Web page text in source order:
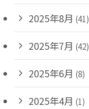
2025年8月 (41)
2025年7月 (42)
2025年6月 (8)
2025年4月 (1)